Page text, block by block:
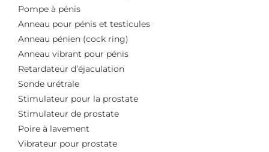
Pompe à pénis
Anneau pour pénis et testicules
Anneau pénien (cock ring)
Anneau vibrant pour pénis
Retardateur d’éjaculation
Sonde urétrale
Stimulateur pour la prostate
Stimulateur de prostate
Poire à lavement
Vibrateur pour prostate